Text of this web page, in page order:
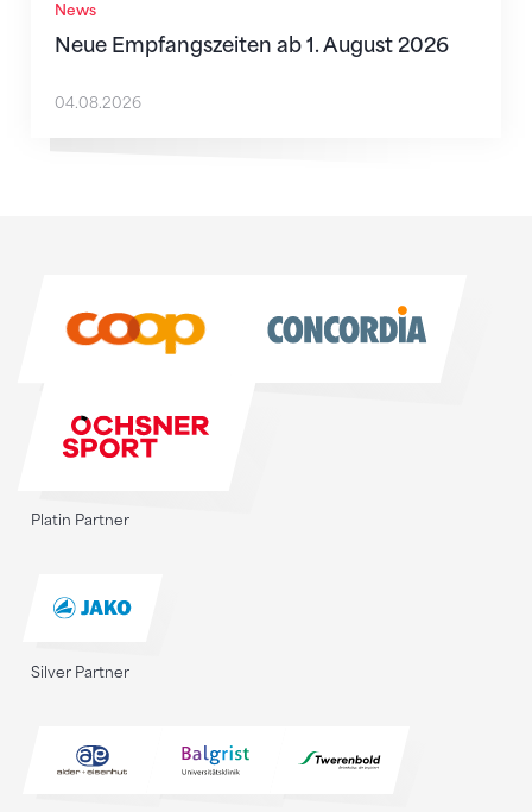
News
Neue Empfangszeiten ab 1. August 2026
04.08.2026
Platin Partner
Silver Partner